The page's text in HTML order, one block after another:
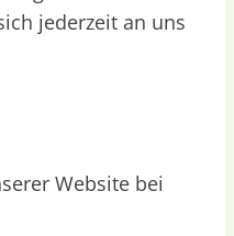
jederzeit an uns
Website bei